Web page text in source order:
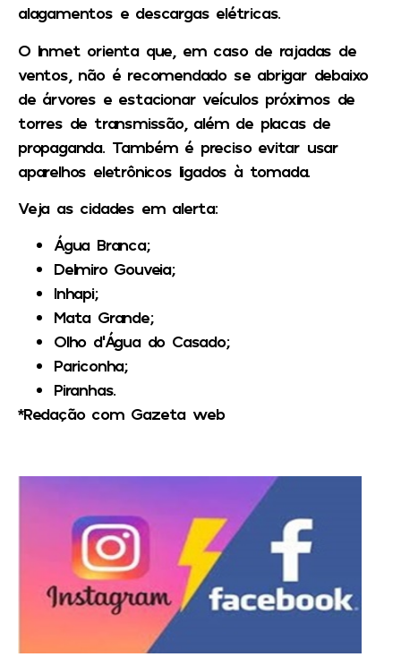
alagamentos e descargas elétricas.
O Inmet orienta que, em caso de rajadas de
ventos, não é recomendado se abrigar debaixo
de árvores e estacionar veículos próximos de
torres de transmissão, além de placas de
propaganda. Também é preciso evitar usar
aparelhos eletrônicos ligados à tomada.
Veja as cidades em alerta:
Água Branca;
Delmiro Gouveia;
Inhapi;
Mata Grande;
Olho d’Água do Casado;
Pariconha;
Piranhas.
*Redação com Gazeta web